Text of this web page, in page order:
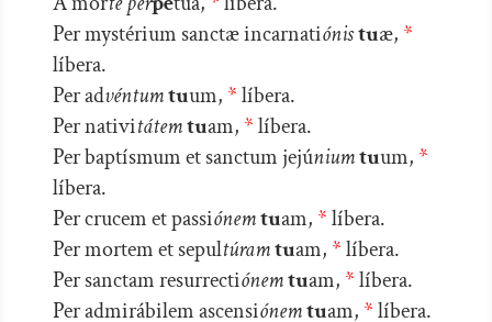
Per mystérium sanctæ incarnatiónistuæ, *
líbera.
Per advéntumtuum, *líbera.
Per nativitátemtuam, *líbera.
Per baptísmum et sanctum jejúniumtuum, *
líbera.
Per crucem et passiónemtuam, *líbera.
Per mortem et sepultúramtuam, *líbera.
Per sanctam resurrectiónemtuam, *líbera.
Per admirábilem ascensiónemtuam, *líbera.